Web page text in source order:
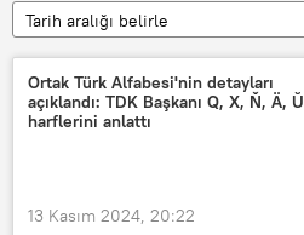
Tarih aralığı belirle
Ortak Türk Alfabesi'nin detayları
açıklandı: TDK Başkanı Q, X, Ň, Ä, Ŭ
harflerini anlattı
13 Kasım 2024, 20:22